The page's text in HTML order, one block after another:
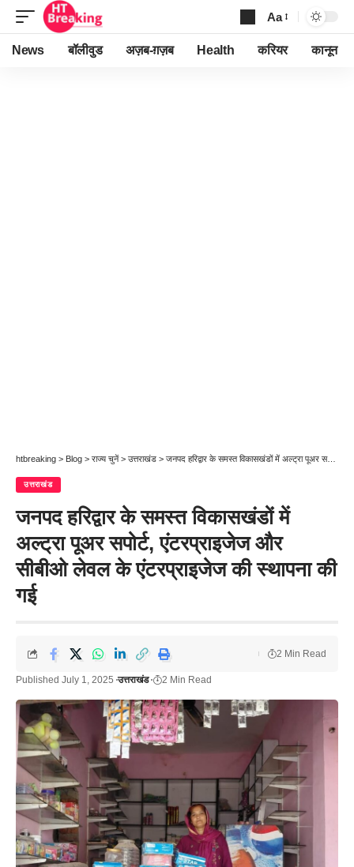
Font
Resizer
Aa
News बॉलीवुड अज़ब-ग़ज़ब Health करियर कानून
htbreaking > Blog > राज्य चुनें > उत्तराखंड > जनपद हरिद्वार के समस्त विकासखंडों में अल्ट्रा पूअर सपोर्ट, एंटरप्राइजेज और सीबीओ लेवल के एंटरप्राइजेज की स्थापना की गई
उत्तराखंड
जनपद हरिद्वार के समस्त विकासखंडों में
अल्ट्रा पूअर सपोर्ट, एंटरप्राइजेज और
सीबीओ लेवल के एंटरप्राइजेज की स्थापना की
गई
Published July 1, 2025 उत्तराखंड 2 Min Read
2 Min Read